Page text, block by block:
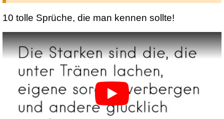
10 tolle Sprüche, die man kennen sollte!